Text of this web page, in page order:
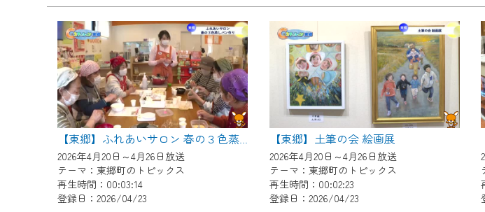
【東郷】ふれあいサロン 春の３色蒸しパン作り
2026年4月20日～4月26日放送
テーマ：東郷町のトピックス
再生時間：00:03:14
登録日：2026/04/23
【東郷】土筆の会 絵画展
2026年4月20日～4月26日放送
テーマ：東郷町のトピックス
再生時間：00:02:23
登録日：2026/04/23